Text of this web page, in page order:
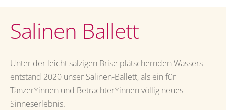
Salinen Ballett
Unter der leicht salzigen Brise plätschernden Wassers
entstand 2020 unser Salinen-Ballett, als ein für
Tänzer*innen und Betrachter*innen völlig neues
Sinneserlebnis.